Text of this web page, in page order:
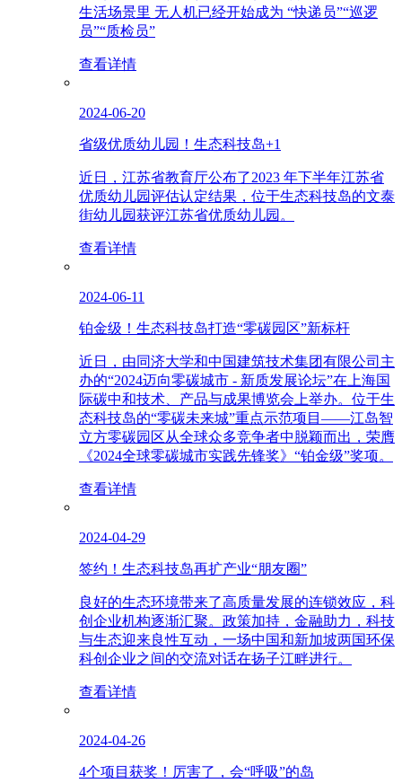
生活场景里 无人机已经开始成为 “快递员”“巡逻
员”“质检员”
查看详情
2024-06-20
省级优质幼儿园！生态科技岛+1
近日，江苏省教育厅公布了2023 年下半年江苏省
优质幼儿园评估认定结果，位于生态科技岛的文泰
街幼儿园获评江苏省优质幼儿园。
查看详情
2024-06-11
铂金级！生态科技岛打造“零碳园区”新标杆
近日，由同济大学和中国建筑技术集团有限公司主
办的“2024迈向零碳城市 - 新质发展论坛”在上海国
际碳中和技术、产品与成果博览会上举办。位于生
态科技岛的“零碳未来城”重点示范项目——江岛智
立方零碳园区从全球众多竞争者中脱颖而出，荣膺
《2024全球零碳城市实践先锋奖》“铂金级”奖项。
查看详情
2024-04-29
签约！生态科技岛再扩产业“朋友圈”
良好的生态环境带来了高质量发展的连锁效应，科
创企业机构逐渐汇聚。政策加持，金融助力，科技
与生态迎来良性互动，一场中国和新加坡两国环保
科创企业之间的交流对话在扬子江畔进行。
查看详情
2024-04-26
4个项目获奖！厉害了，会“呼吸”的岛